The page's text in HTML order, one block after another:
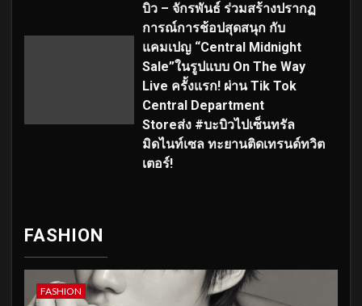
บิว – จักรพันธ์ ร่วมสร้างปรากฏ
การณ์การช้อปสุดสนุก กับ
แคมเปญ “Central Midnight
Sale”ในรูปแบบ On The Way
Live ครั้งแรก! ผ่าน Tik Tok
Central Department
Storeส่ง #บะบิวไปเซ็นทรัล
มิดไนท์เซล ทะยานติดเทรนด์ทวิต
เตอร์!
FASHION
FASHION